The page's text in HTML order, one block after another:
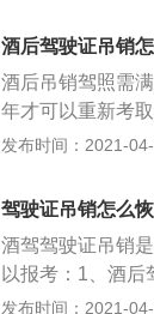
如，违反道路交
成交通事故后逃逸
酒后驾驶证吊销
酒后吊销驾照需
年才可以重新考
并处1000元以上
证；2、醉酒后驾
车驾驶证，依法
驶营运机动车的
得重新取得机动
发布时间：2021-
驾驶证吊销怎么
酒驾驾驶证吊销
以报考：1、酒
元以下罚款；2、
发布时间：2021-